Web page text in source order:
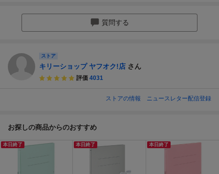
質問する
ストア
キリーショップ ヤフオク!店 さん
評価 4031
ストアの情報 ニュースレター配信登録
お探しの商品からのおすすめ
本日終了 本日終了 本日終了